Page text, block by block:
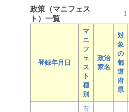
政策（マニフェス
ト）一覧
1
登録年月日
マ
ニ
フ
ェ
ス
ト
種
別
政治
家名
対
象
の
都
道
府
県
市